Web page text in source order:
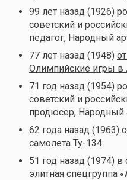
99 лет назад (1926)
советский и
педагог, Народный
77 лет назад (1948)
Олимпийские игры в
71 год назад (1954)
советский и
продюсер, Народный
62 года назад (1963)
самолета Ту-134
51 год назад (1974) в
элитная спецгруппа